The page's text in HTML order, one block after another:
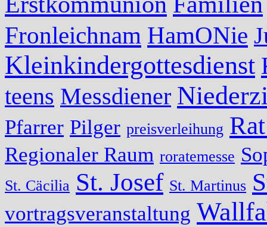
Fronleichnam HamONie
Kleinkindergottesdienst
teens Messdiener
Pfarrer Pilger preisverleihung
Regionaler Raum roratemesse
St. Cäcilia St. Josef St. Martinus
vortragsveranstaltung